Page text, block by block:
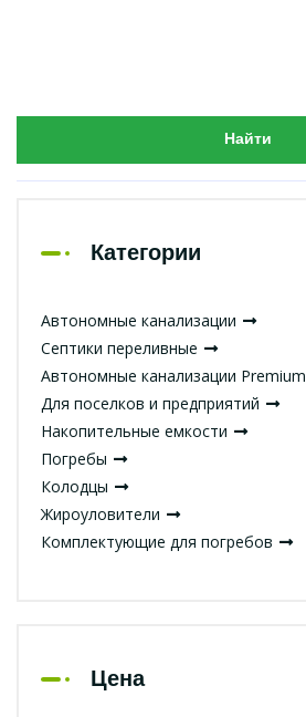
Найти
Категории
Автономные канализации
Септики переливные
Автономные канализации Premium
Для поселков и предприятий
Накопительные емкости
Погребы
Колодцы
Жироуловители
Комплектующие для погребов
Цена